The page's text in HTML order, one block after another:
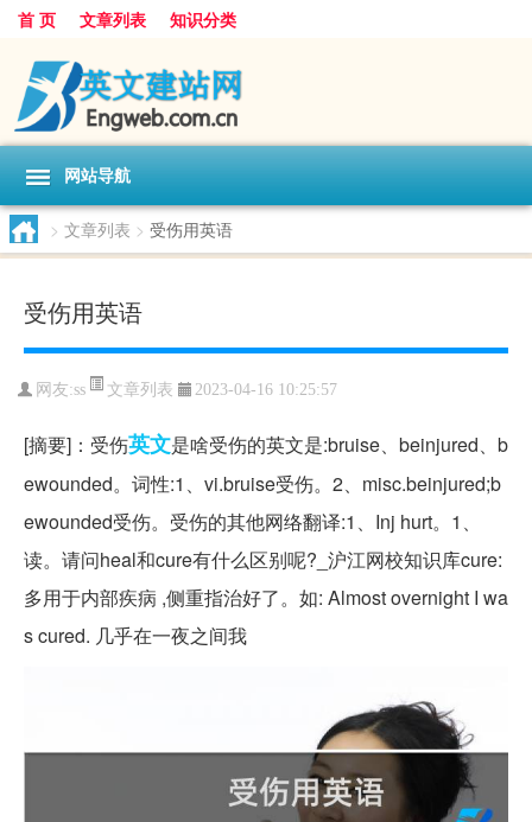
首 页 文章列表 知识分类
网站导航
> 文章列表 > 受伤用英语
受伤用英语
网友:ss 文章列表 2023-04-16 10:25:57
[摘要]：受伤英文是啥受伤的英文是:bruise、beinjured、b
ewounded。词性:1、vi.bruise受伤。2、misc.beinjured;b
ewounded受伤。受伤的其他网络翻译:1、Inj hurt。1、
读。请问heal和cure有什么区别呢?_沪江网校知识库cure:
多用于内部疾病 ,侧重指治好了。如: Almost overnight I wa
s cured. 几乎在一夜之间我